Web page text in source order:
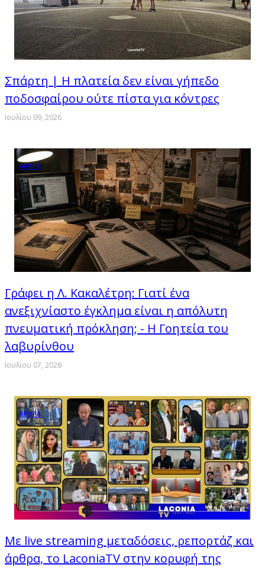
Σπάρτη | Η πλατεία δεν είναι γήπεδο
ποδοσφαίρου ούτε πίστα για κόντρες
Ιουλίου 09, 2026
ΑΡΘΡΑ
Γράφει η Λ. Κακαλέτρη: Γιατί ένα
ανεξιχνίαστο έγκλημα είναι η απόλυτη
πνευματική πρόκληση; - Η Γοητεία του
λαβυρίνθου
Ιουλίου 07, 2026
ΑΡΘΡΑ
Με live streaming μεταδόσεις, ρεπορτάζ και
άρθρα, το LaconiaTV στην κορυφή της